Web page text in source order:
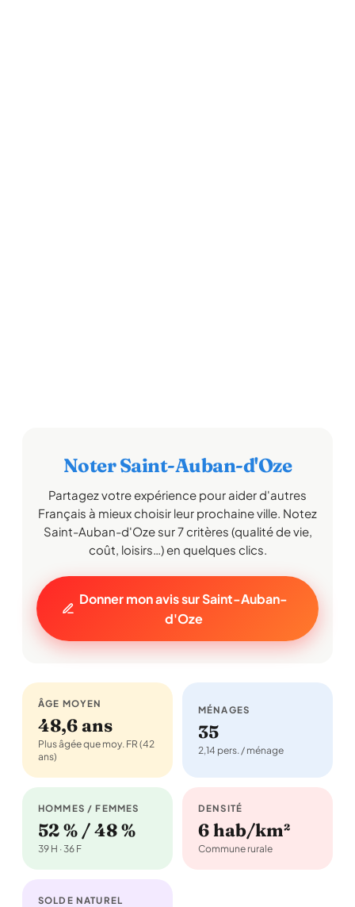
Noter Saint-Auban-d'Oze
Partagez votre expérience pour aider d'autres
Français à mieux choisir leur prochaine ville. Notez
Saint-Auban-d'Oze sur 7 critères (qualité de vie,
coût, loisirs…) en quelques clics.
Donner mon avis sur Saint-Auban-
d'Oze
ÂGE MOYEN
48,6 ans
Plus âgée que moy. FR (42
ans)
MÉNAGES
35
2,14 pers. / ménage
HOMMES / FEMMES
52 % / 48 %
39 H · 36 F
DENSITÉ
6 hab/km²
Commune rurale
SOLDE NATUREL